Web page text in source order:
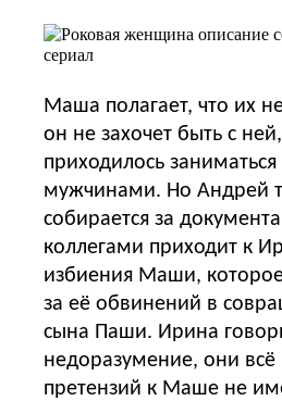
Маша полагает, что их
он не захочет быть с
приходилось
мужчинами. Но Андрей
собирается за
коллегами приходит к
избиения Маши,
за её обвинений в
сына Паши. Ирина
недоразумение, они всё
претензий к Маше не